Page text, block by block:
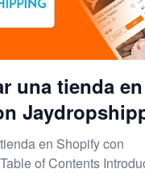
una tienda en
en Shopify con
of Contents